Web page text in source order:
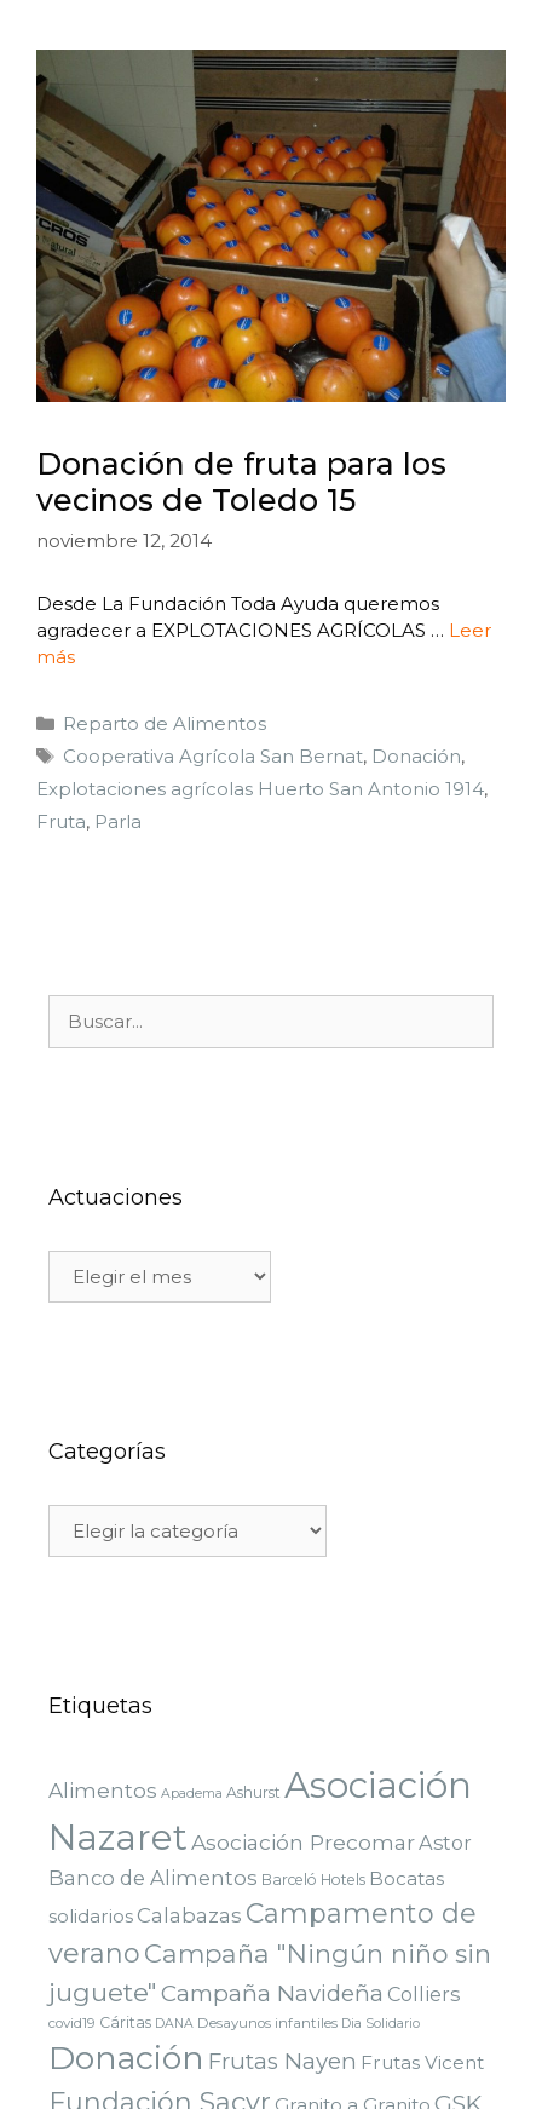
Donación de fruta para los
vecinos de Toledo 15
noviembre 12, 2014
Desde La Fundación Toda Ayuda queremos
agradecer a EXPLOTACIONES AGRÍCOLAS … Leer
más
Reparto de Alimentos
Cooperativa Agrícola San Bernat, Donación,
Explotaciones agrícolas Huerto San Antonio 1914,
Fruta, Parla
Actuaciones
Categorías
Etiquetas
Alimentos Apadema Ashurst Asociación
NazaretAsociación PrecomarAstor
Banco de Alimentos Barceló Hotels Bocatas
solidarios Calabazas Campamento de
verano Campaña "Ningún niño sin
juguete" Campaña Navideña Colliers
covid19 Cáritas DANA Desayunos infantiles Dia Solidario
Donación Frutas Nayen Frutas Vicent
Fundación Sacyr